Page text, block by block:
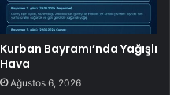
Kurban Bayramı’nda Yağışlı
Hava
Ağustos 6, 2026